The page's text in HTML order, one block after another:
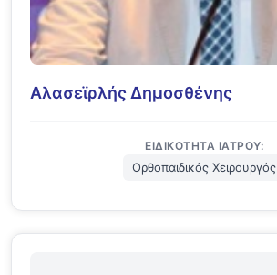
Αλασεϊρλής Δημοσθένης
ΕΙΔΙΚΌΤΗΤΑ ΙΑΤΡΟΎ:
Ορθοπαιδικός Χειρουργός